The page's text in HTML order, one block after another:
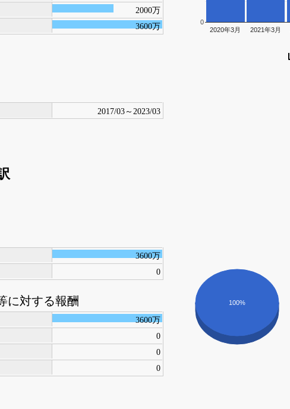
2000万
3600万
2017/03～2023/03
2020年3月 2021年3月
0
3600万
0
に対する報酬
3600万
0
0
0
100%